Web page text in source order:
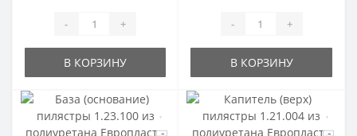
- +
В КОРЗИНУ
- +
В КОРЗИНУ